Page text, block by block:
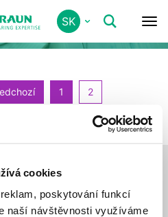
cookies
poskytování funkcí
naší návštěvnosti využíváme
to
main
SK
Previous
page
1 2
Hojenie rán
Hygiena a dezinfekcia